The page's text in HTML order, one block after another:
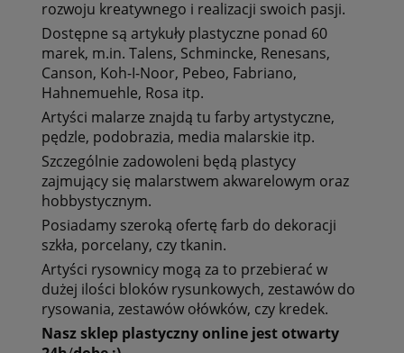
rozwoju kreatywnego i realizacji swoich pasji.
Dostępne są artykuły plastyczne ponad 60
marek, m.in. Talens, Schmincke, Renesans,
Canson, Koh-I-Noor, Pebeo, Fabriano,
Hahnemuehle, Rosa itp.
Artyści malarze znajdą tu farby artystyczne,
pędzle, podobrazia, media malarskie itp.
Szczególnie zadowoleni będą plastycy
zajmujący się malarstwem akwarelowym oraz
hobbystycznym.
Posiadamy szeroką ofertę farb do dekoracji
szkła, porcelany, czy tkanin.
Artyści rysownicy mogą za to przebierać w
dużej ilości bloków rysunkowych, zestawów do
rysowania, zestawów ołówków, czy kredek.
Naszsklep plastycznyonline jestotwarty